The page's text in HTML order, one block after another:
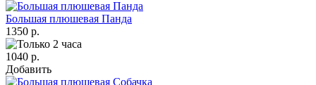
Большая плюшевая Панда
1350 р.
1040 р.
Добавить